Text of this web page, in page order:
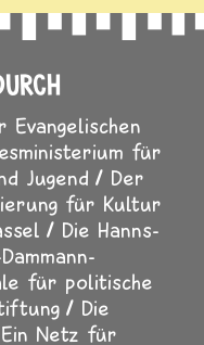
Evangelischen
für
Jugend
Der
für Kultur
Die Hanns-
für politische
Die
Ein Netz für